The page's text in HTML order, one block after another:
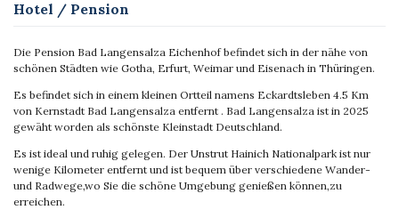
Hotel / Pension
Die Pension Bad Langensalza Eichenhof befindet sich in der nähe von
schönen Städten wie Gotha, Erfurt, Weimar und Eisenach in Thüringen.
Es befindet sich in einem kleinen Ortteil namens Eckardtsleben 4.5 Km
von Kernstadt Bad Langensalza entfernt . Bad Langensalza ist in 2025
gewäht worden als schönste Kleinstadt Deutschland.
Es ist ideal und ruhig gelegen. Der Unstrut Hainich Nationalpark ist nur
wenige Kilometer entfernt und ist bequem über verschiedene Wander-
und Radwege,wo Sie die schöne Umgebung genießen können,zu
erreichen.